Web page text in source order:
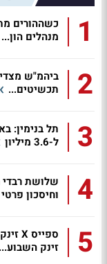
1
כשההורים
מנהלים הון...
2
ביהמ"ש
תכשיטים...
3
ל-3.6 מיליון
4
שלושת רבדי
וחיסכון פרטי
5
זינק השבוע...